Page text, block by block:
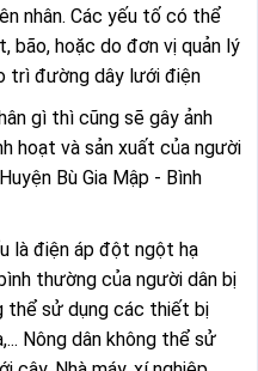
nhân. Các yếu tố có thể
bão, hoặc do đơn vị quản lý
trì đường dây lưới điện
gì thì cũng sẽ gây ảnh
hoạt và sản xuất của người
Bù Gia Mập - Bình
là điện áp đột ngột hạ
thường của người dân bị
thể sử dụng các thiết bị
Nông dân không thể sử